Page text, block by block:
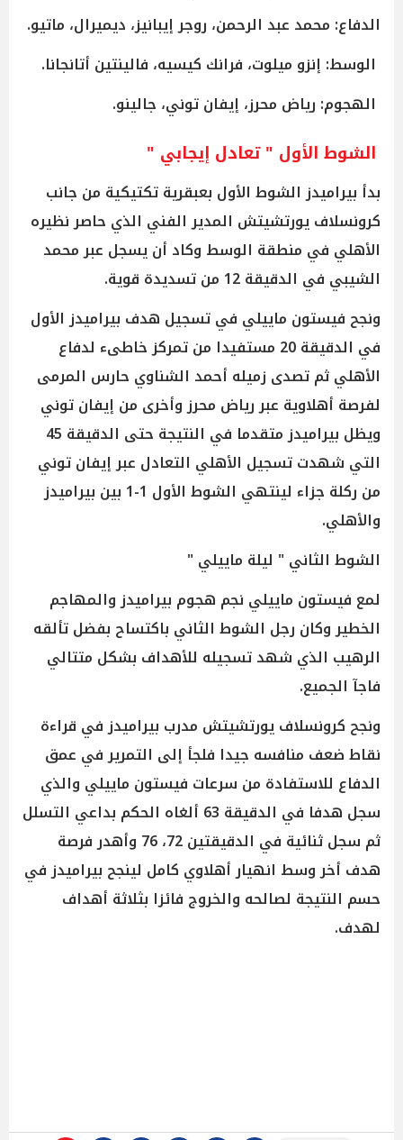
الدفاع: محمد عبد الرحمن، روجر إيبانيز، ديميرال، ماتيو.
الوسط: إنزو ميلوت، فرانك كيسيه، فالينتين أتانجانا.
الهجوم: رياض محرز، إيفان توني، جالينو.
الشوط الأول " تعادل إيجابي "
بدأ بيراميدز الشوط الأول بعبقرية تكتيكية من جانب
كرونسلاف يورتشيتش المدير الفني الذي حاصر نظيره
الأهلي في منطقة الوسط وكاد أن يسجل عبر محمد
الشيبي في الدقيقة 12 من تسديدة قوية.
ونجح فيستون ماييلي في تسجيل هدف بيراميدز الأول
في الدقيقة 20 مستفيدا من تمركز خاطىء لدفاع
الأهلي ثم تصدى زميله أحمد الشناوي حارس المرمى
لفرصة أهلاوية عبر رياض محرز وأخرى من إيفان توني
ويظل بيراميدز متقدما في النتيجة حتى الدقيقة 45
التي شهدت تسجيل الأهلي التعادل عبر إيفان توني
من ركلة جزاء لينتهي الشوط الأول 1-1 بين بيراميدز
والأهلي.
الشوط الثاني " ليلة ماييلي "
لمع فيستون ماييلي نجم هجوم بيراميدز والمهاجم
الخطير وكان رجل الشوط الثاني باكتساح بفضل تألقه
الرهيب الذي شهد تسجيله للأهداف بشكل متتالي
فاجآ الجميع.
ونجح كرونسلاف يورتشيتش مدرب بيراميدز في قراءة
نقاط ضعف منافسه جيدا فلجأ إلى التمرير في عمق
الدفاع للاستفادة من سرعات فيستون ماييلي والذي
سجل هدفا في الدقيقة 63 ألغاه الحكم بداعي التسلل
ثم سجل ثنائية في الدقيقتين 72، 76 وأهدر فرصة
هدف أخر وسط انهيار أهلاوي كامل لينجح بيراميدز في
حسم النتيجة لصالحه والخروج فائزا بثلاثة أهداف
لهدف.